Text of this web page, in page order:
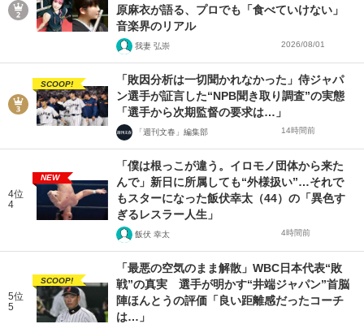
原麻衣が語る、プロでも「食べていけない」
音楽界のリアル
我妻 弘崇 2026/08/01
SCOOP!
「敗因分析は一切聞かれなかった」侍ジャパ
ン選手が証言した“NPB聞き取り調査”の実態
「選手から次期監督の要求は…」
「週刊文春」編集部 14時間前
4位
4
NEW
「僕は根っこが違う。イロモノ団体から来た
んで」新日に所属しても“外様扱い”…それで
もスターになった飯伏幸太（44）の「異色す
ぎるレスラー人生」
飯伏 幸太 4時間前
5位
5
SCOOP!
「最悪の空気のまま解散」WBC日本代表“敗
戦”の真実 選手が明かす“井端ジャパン”首脳
陣ほんとうの評価「良い距離感だったコーチ
は…」